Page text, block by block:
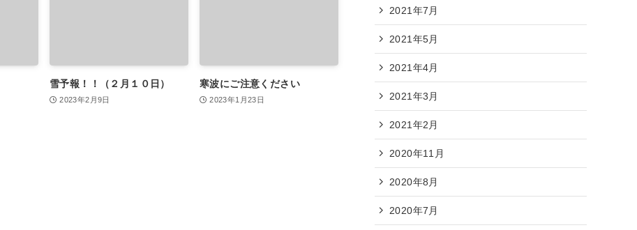
雪予報！！（２月１０日）
2023年2月9日
寒波にご注意ください
2023年1月23日
2021年7月
2021年5月
2021年4月
2021年3月
2021年2月
2020年11月
2020年8月
2020年7月